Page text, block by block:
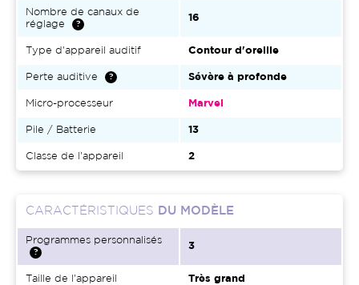
Nombre de canaux de
réglage
16
Type d'appareil auditif Contour d'oreille
Perte auditive Sévère à profonde
Micro-processeur Marvel
Pile / Batterie 13
Classe de l'appareil 2
CARACTÉRISTIQUES DU MODÈLE
Programmes personnalisés
3
Taille de l'appareil Très grand